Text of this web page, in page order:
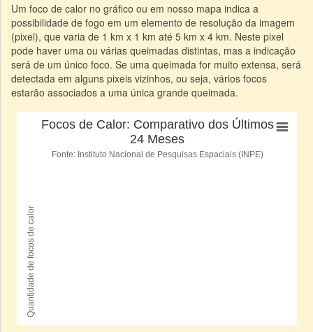
Um foco de calor no gráfico ou em nosso mapa indica a
possibilidade de fogo em um elemento de resolução da imagem
(pixel), que varia de 1 km x 1 km até 5 km x 4 km. Neste pixel
pode haver uma ou várias queimadas distintas, mas a indicação
será de um único foco. Se uma queimada for muito extensa, será
detectada em alguns pixeis vizinhos, ou seja, vários focos
estarão associados a uma única grande queimada.